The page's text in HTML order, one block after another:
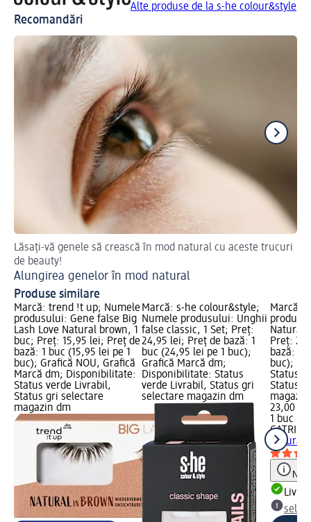
Alte produse de la s-he colour&style
Recomandări
Lăsați-vă genele să crească în mod natural cu aceste trucuri
de beauty!
Alungirea genelor în mod natural
Produse similare
Marcă: trend !t up; Numele
produsului: Gene false Big
Lash Love Natural brown, 1
buc; Preț: 15,95 lei; Preț de
bază: 1 buc (15,95 lei pe 1
buc); Grafică NOU, Grafică
Marcă dm; Disponibilitate:
Status verde Livrabil,
Status gri selectare
magazin dm
Marcă: s-he colour&style;
Numele produsului: Unghii
false classic, 1 Set; Preț:
24,95 lei; Preț de bază: 1
buc (24,95 lei pe 1 buc);
Grafică Marcă dm;
Disponibilitate: Status
verde Livrabil, Status gri
selectare magazin dm
Marcă:
Natural
Preț:
bază: 1
buc);
Status
Status
23,00 lei
1 buc
CATRICE
Natural
Notă